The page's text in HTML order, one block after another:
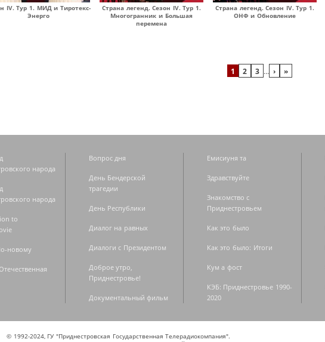
IV. Тур 1. МИД и Тиротекс-
Энерго
Страна легенд. Сезон IV. Тур 1.
Многогранник и Большая
перемена
Страна легенд. Сезон IV. Тур 1.
ОНФ и Обновление
1 2 3 … › »
народа
народа
to
новому
Вопрос дня
День Бендерской
трагедии
День Республики
Диалог на равных
Диалоги с Президентом
Доброе утро,
Приднестровье!
Документальный фильм
Емисиуня та
Здравствуйте
Знакомство с
Приднестровьем
Как это было
Как это было: Итоги
Кум а фост
КЭБ: Приднестровье 1990-
2020
© 1992-2024, ГУ "Приднестровская Государственная Телерадиокомпания".